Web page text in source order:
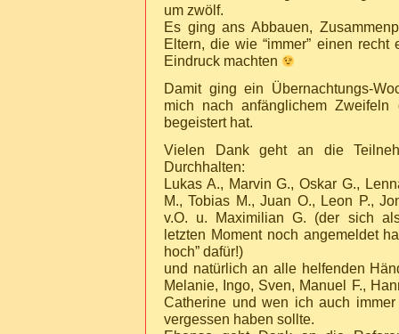
um zwölf.
Es ging ans Abbauen,
Eltern, die wie “immer” einen recht
Eindruck machten
Damit ging ein Übernachtungs-
mich nach anfänglichem
begeistert hat.
Vielen Dank geht an die
Durchhalten:
Lukas A., Marvin G., Oskar G.,
M., Tobias M., Juan O., Leon P.,
v.O. u. Maximilian G. (der sich
letzten Moment noch angemeldet
hoch” dafür!)
und natürlich an alle helfenden
Melanie, Ingo, Sven, Manuel F.,
Catherine und wen ich auch
vergessen haben sollte.